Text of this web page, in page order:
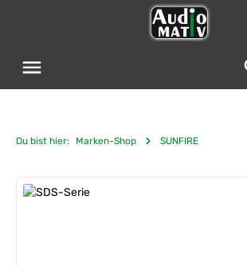
Du bist hier: Marken-Shop SUNFIRE
Kategoriegalerie überspringen